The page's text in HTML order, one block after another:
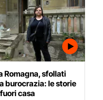
Romagna, sfollati
burocrazia: le storie
casa